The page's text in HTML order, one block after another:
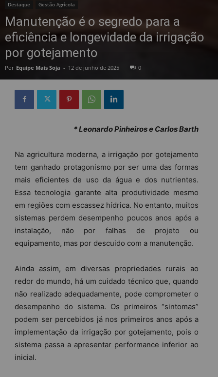
Destaque Gestão Agrícola
Manutenção é o segredo para a
eficiência e longevidade da irrigação
por gotejamento
Por Equipe Mais Soja - 12 de junho de 2025 0
* Leonardo Pinheiros e Carlos Barth
Na agricultura moderna, a irrigação por gotejamento
tem ganhado protagonismo por ser uma das formas
mais eficientes de uso da água e dos nutrientes.
Essa tecnologia garante alta produtividade mesmo
em regiões com escassez hídrica. No entanto, muitos
sistemas perdem desempenho poucos anos após a
instalação, não por falhas de projeto ou
equipamento, mas por descuido com a manutenção.
Ainda assim, em diversas propriedades rurais ao
redor do mundo, há um cuidado técnico que, quando
não realizado adequadamente, pode comprometer o
desempenho do sistema. Os primeiros “sintomas”
podem ser percebidos já nos primeiros anos após a
implementação da irrigação por gotejamento, pois o
sistema passa a apresentar performance inferior ao
inicial.